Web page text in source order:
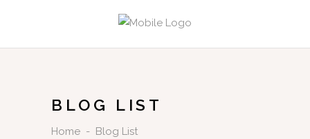
BLOG LIST
Home - Blog List